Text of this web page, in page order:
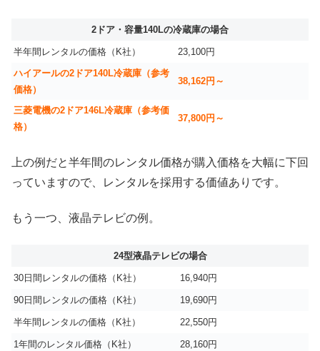
2ドア・容量140Lの冷蔵庫の場合
半年間レンタルの価格（K社）
23,100円
ハイアールの2ドア140L冷蔵庫（参考
価格）
38,162円～
三菱電機の2ドア146L冷蔵庫（参考価
格）
37,800円～
上の例だと半年間のレンタル価格が購入価格を大幅に下回
っていますので、レンタルを採用する価値ありです。
もう一つ、液晶テレビの例。
24型液晶テレビの場合
30日間レンタルの価格（K社） 16,940円
90日間レンタルの価格（K社） 19,690円
半年間レンタルの価格（K社） 22,550円
1年間のレンタル価格（K社） 28,160円